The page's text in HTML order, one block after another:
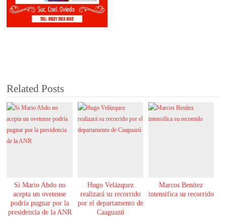
Related Posts
Si Mario Abdo no
acepta un ovetense
podría pugnar por la
presidencia de la ANR
Hugo Velázquez
realizará su recorrido
por el departamento de
Caaguazú
Marcos Benítez
intensifica su recorrido